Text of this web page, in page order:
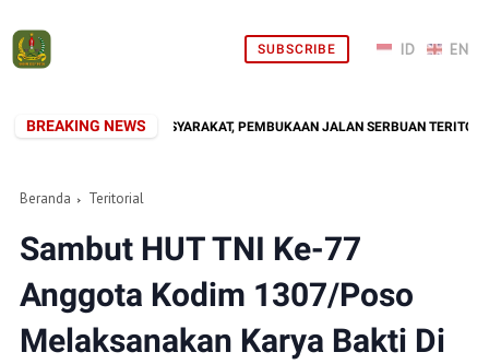
SUBSCRIBE
BREAKING NEWS
DI TENGAH MASYARAKAT, PEMBUKAAN JALAN SERBUAN TERITORIAL
Beranda Teritorial
Sambut HUT TNI Ke-77
Anggota Kodim 1307/Poso
Melaksanakan Karya Bakti Di